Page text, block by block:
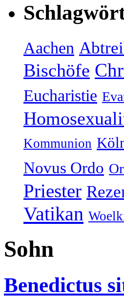
Aachen
Bischöfe
Eucharistie
Kommunion
Novus Ordo
Priester
Vatikan
Sohn
Benedictus